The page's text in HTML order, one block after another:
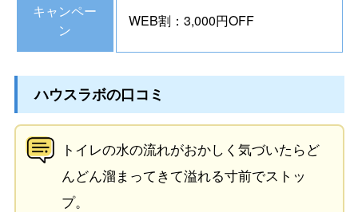
キャンペー
ン
WEB割：3,000円OFF
ハウスラボの口コミ
トイレの水の流れがおかしく気づいたらど
んどん溜まってきて溢れる寸前でストッ
プ。